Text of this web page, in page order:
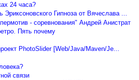
24 часа?
Эриксоновского Гипноза от Вячеслава ...
- соревнования" Андрей Анистрат
Пять почему
PhotoSlider [Web/Java/Maven/Je...
связи